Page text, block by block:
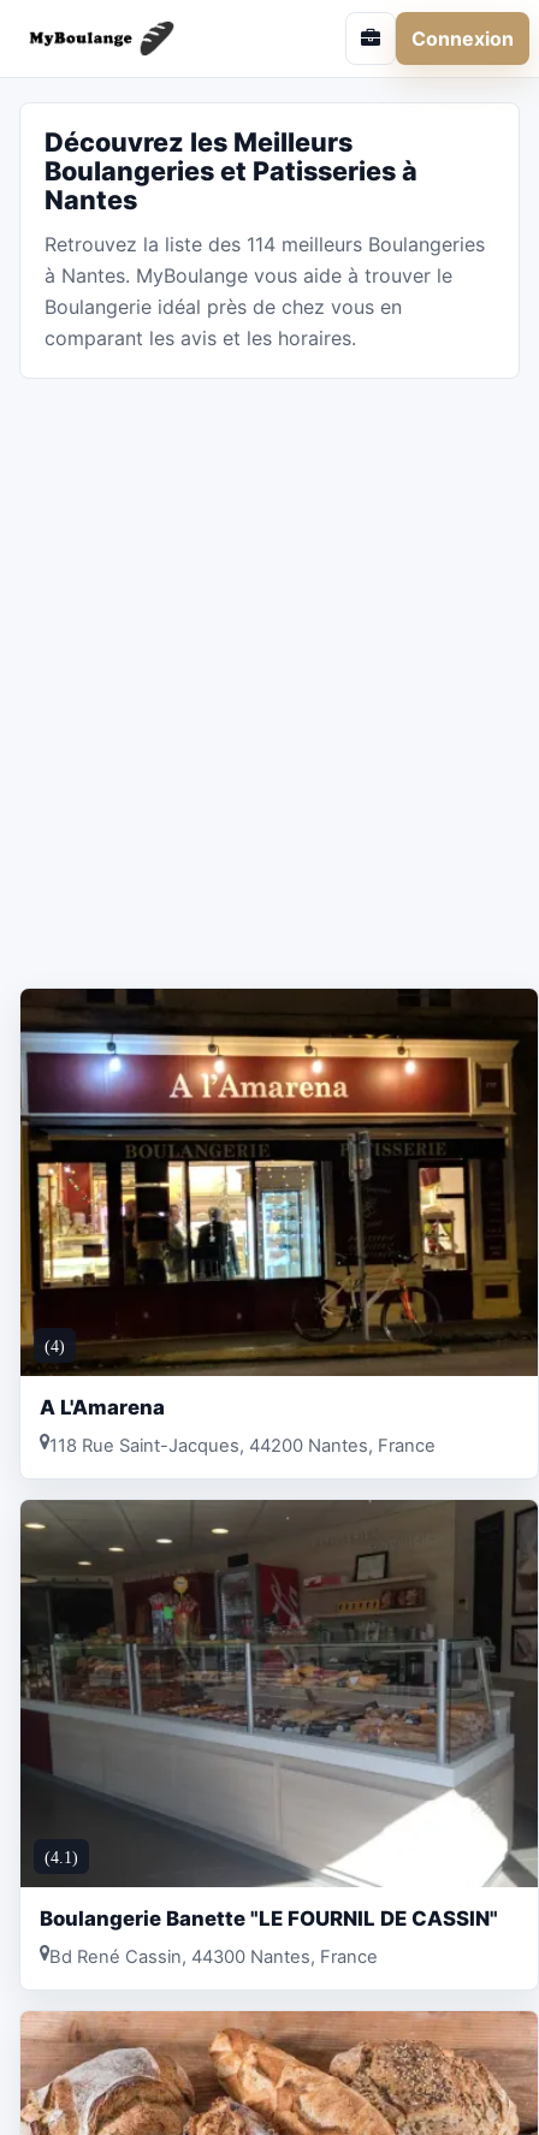
Connexion
Découvrez les Meilleurs
Boulangeries et Patisseries à
Nantes
Retrouvez la liste des 114 meilleurs Boulangeries
à Nantes. MyBoulange vous aide à trouver le
Boulangerie idéal près de chez vous en
comparant les avis et les horaires.
(4)
A L'Amarena
118 Rue Saint-Jacques, 44200 Nantes, France
(4.1)
Boulangerie Banette "LE FOURNIL DE CASSIN"
Bd René Cassin, 44300 Nantes, France